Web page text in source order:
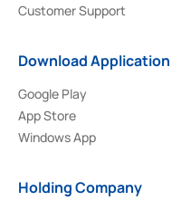
Customer Support
Download Application
Google Play
App Store
Windows App
Holding Company